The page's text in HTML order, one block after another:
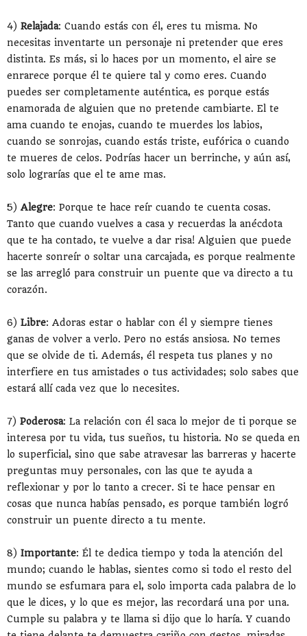
4) Relajada: Cuando estás con él, eres tu misma. No
necesitas inventarte un personaje ni pretender que eres
distinta. Es más, si lo haces por un momento, el aire se
enrarece porque él te quiere tal y como eres. Cuando
puedes ser completamente auténtica, es porque estás
enamorada de alguien que no pretende cambiarte. El te
ama cuando te enojas, cuando te muerdes los labios,
cuando se sonrojas, cuando estás triste, eufórica o cuando
te mueres de celos. Podrías hacer un berrinche, y aún así,
solo lograrías que el te ame mas.
5) Alegre: Porque te hace reír cuando te cuenta cosas.
Tanto que cuando vuelves a casa y recuerdas la anécdota
que te ha contado, te vuelve a dar risa! Alguien que puede
hacerte sonreír o soltar una carcajada, es porque realmente
se las arregló para construir un puente que va directo a tu
corazón.
6) Libre: Adoras estar o hablar con él y siempre tienes
ganas de volver a verlo. Pero no estás ansiosa. No temes
que se olvide de ti. Además, él respeta tus planes y no
interfiere en tus amistades o tus actividades; solo sabes que
estará allí cada vez que lo necesites.
7) Poderosa: La relación con él saca lo mejor de ti porque se
interesa por tu vida, tus sueños, tu historia. No se queda en
lo superficial, sino que sabe atravesar las barreras y hacerte
preguntas muy personales, con las que te ayuda a
reflexionar y por lo tanto a crecer. Si te hace pensar en
cosas que nunca habías pensado, es porque también logró
construir un puente directo a tu mente.
8) Importante: Él te dedica tiempo y toda la atención del
mundo; cuando le hablas, sientes como si todo el resto del
mundo se esfumara para el, solo importa cada palabra de lo
que le dices, y lo que es mejor, las recordará una por una.
Cumple su palabra y te llama si dijo que lo haría. Y cuando